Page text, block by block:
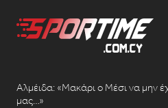
Αλμέιδα: «Μακάρι ο Μέσι να μην
μας…»